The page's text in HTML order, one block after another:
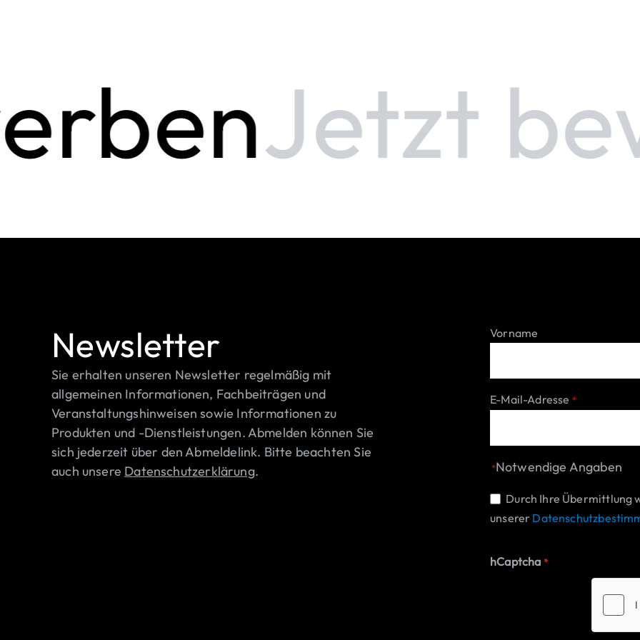
Jetzt
Newsletter
Sie erhalten unseren Newsletter regelmäßig mit
allgemeinen Informationen, Fachbeiträgen und
Veranstaltungshinweisen sowie Informationen zu
Produkten und -Dienstleistungen. Abmelden können Sie
sich jederzeit über den Abmeldelink. Bitte beachten Sie
auch unsere Datenschutzerklärung.
Vorname
E-Mail-Adresse *
*Notwendige Angaben
Einwilligung
*
Durch Ihre Übermittlung
unserer
hCaptcha *